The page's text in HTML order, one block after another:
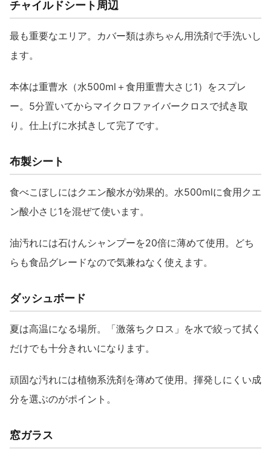
チャイルドシート周辺
最も重要なエリア。カバー類は赤ちゃん用洗剤で手洗いし
ます。
本体は重曹水（水500ml＋食用重曹大さじ1）をスプレ
ー。5分置いてからマイクロファイバークロスで拭き取
り。仕上げに水拭きして完了です。
布製シート
食べこぼしにはクエン酸水が効果的。水500mlに食用クエ
ン酸小さじ1を混ぜて使います。
油汚れには石けんシャンプーを20倍に薄めて使用。どち
らも食品グレードなので気兼ねなく使えます。
ダッシュボード
夏は高温になる場所。「激落ちクロス」を水で絞って拭く
だけでも十分きれいになります。
頑固な汚れには植物系洗剤を薄めて使用。揮発しにくい成
分を選ぶのがポイント。
窓ガラス